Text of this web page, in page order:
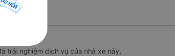
trải nghiệm dịch vụ của nhà xe này,